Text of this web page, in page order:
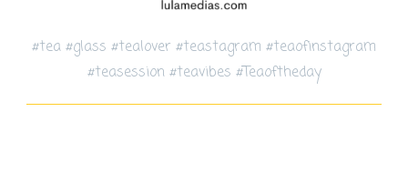
#tea #glass #tealover #teastagram #teaofinstagram
#teasession #teavibes #Teaoftheday